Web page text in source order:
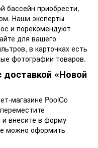
бассейн приобрести,
Наши эксперты
и порекомендуют
для вашего
в карточках есть
фотографии товаров.
доставкой «Новой
магазине PoolCo
и внесите в форму
можно оформить